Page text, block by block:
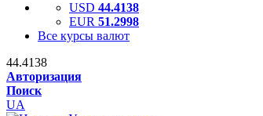
USD 44.4138
EUR 51.2998
Все курсы валют
44.4138
Авторизация
Поиск
UA